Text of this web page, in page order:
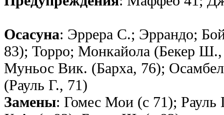
Осасуна: Эррера С.; Эррандо;
83); Торро; Монкайола (Бекер
Муньос Вик. (Барха, 76);
(Рауль Г., 71)
Замены: Гомес Мои (с 71); Рауль